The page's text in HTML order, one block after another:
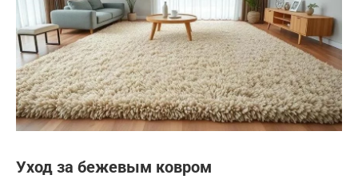
Уход за бежевым ковром